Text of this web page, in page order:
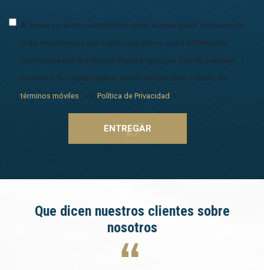
Al enviar su número de teléfono móvil, acepta recibir mensajes de
texto relacionados con sus suscripciones u otra información
relacionada con la industria. Puedes optar por salir en cualquier
momento. Se pueden aplicar tarifas de mensajes y datos. Ver
términos móviles . Ver Política de Privacidad
Que dicen nuestros clientes sobre
nosotros